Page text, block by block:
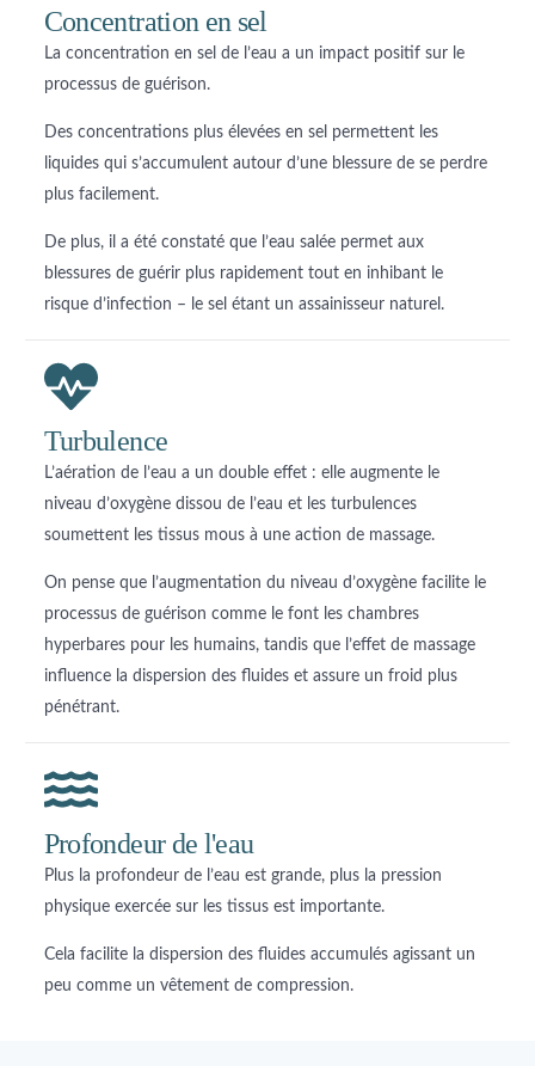
Concentration en sel
La concentration en sel de l’eau a un impact positif sur le
processus de guérison.
Des concentrations plus élevées en sel permettent les
liquides qui s’accumulent autour d’une blessure de se perdre
plus facilement.
De plus, il a été constaté que l’eau salée permet aux
blessures de guérir plus rapidement tout en inhibant le
risque d’infection – le sel étant un assainisseur naturel.
Turbulence
L’aération de l’eau a un double effet : elle augmente le
niveau d’oxygène dissou de l’eau et les turbulences
soumettent les tissus mous à une action de massage.
On pense que l’augmentation du niveau d’oxygène facilite le
processus de guérison comme le font les chambres
hyperbares pour les humains, tandis que l’effet de massage
influence la dispersion des fluides et assure un froid plus
pénétrant.
Profondeur de l'eau
Plus la profondeur de l’eau est grande, plus la pression
physique exercée sur les tissus est importante.
Cela facilite la dispersion des fluides accumulés agissant un
peu comme un vêtement de compression.